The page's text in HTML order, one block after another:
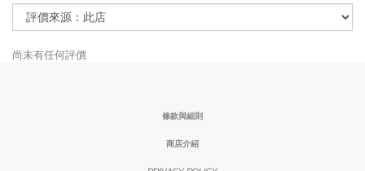
尚未有任何評價
條款與細則
商店介紹